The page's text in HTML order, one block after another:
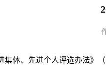
集体、先进个人评选办法》